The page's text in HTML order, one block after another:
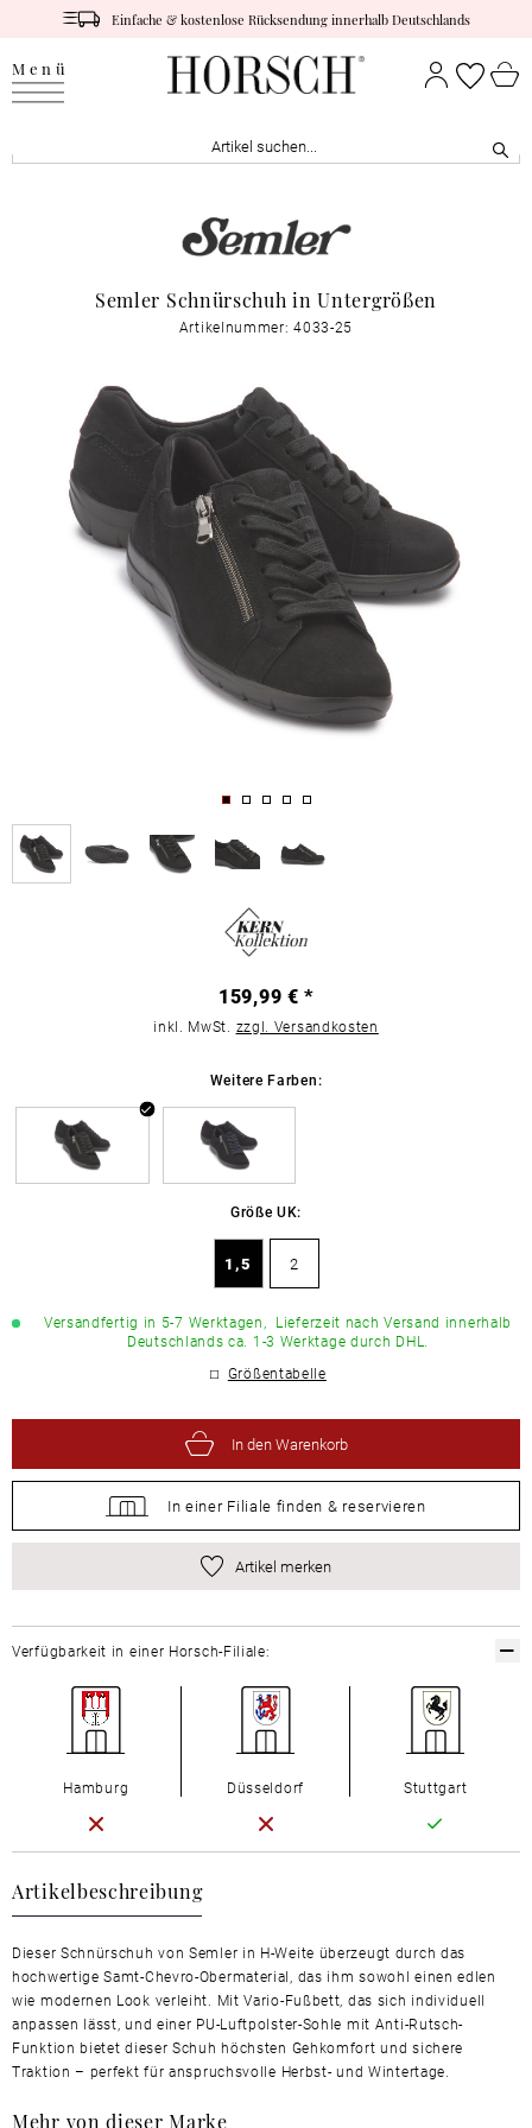
Einfache & kostenlose Rücksendung innerhalb Deutschlands
Menü
Semler Schnürschuh in Untergrößen
Artikelnummer: 4033-25
159,99 € *
inkl. MwSt. zzgl. Versandkosten
Weitere Farben:
Größe UK:
1,5 2
Versandfertig in 5-7 Werktagen, Lieferzeit nach Versand innerhalb
Deutschlands ca. 1-3 Werktage durch DHL.
Größentabelle
In den Warenkorb
In einer Filiale finden & reservieren
Artikel merken
Artikelbeschreibung
Dieser Schnürschuh von Semler in H-Weite überzeugt durch das
hochwertige Samt-Chevro-Obermaterial, das ihm sowohl einen edlen
wie modernen Look verleiht. Mit Vario-Fußbett, das sich individuell
anpassen lässt, und einer PU-Luftpolster-Sohle mit Anti-Rutsch-
Funktion bietet dieser Schuh höchsten Gehkomfort und sichere
Traktion – perfekt für anspruchsvolle Herbst- und Wintertage.
Mehr von dieser Marke
Verfügbarkeit in einer Horsch-Filiale:
Hamburg Düsseldorf Stuttgart